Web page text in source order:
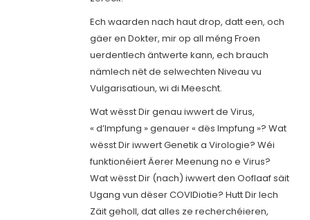
Ech waarden nach haut drop, datt een, och
gäer en Dokter, mir op all méng Froen
uerdentlech äntwerte kann, ech brauch
nämlech nët de selwechten Niveau vu
Vulgarisatioun, wi di Meescht.
Wat wësst Dir genau iwwert de Virus,
« d’Impfung » genauer « dës Impfung »? Wat
wësst Dir iwwert Genetik a Virologie? Wéi
funktionéiert Äerer Meenung no e Virus?
Wat wësst Dir (nach) iwwert den Ooflaaf säit
Ugang vun dëser COVIDiotie? Hutt Dir Iech
Zäit geholl, dat alles ze recherchéieren,